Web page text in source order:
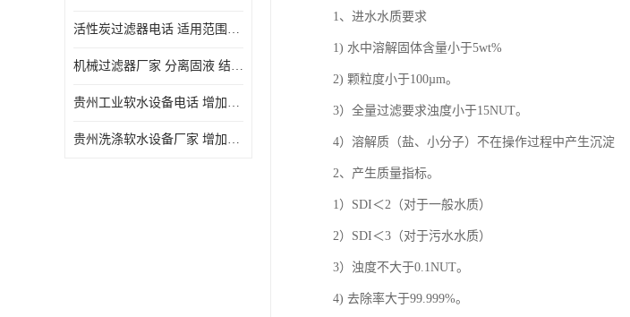
活性炭过滤器电话 适用范围广 防止水垢和堵塞
机械过滤器厂家 分离固液 结构简单
贵州工业软水设备电话 增加清洁效果 使水更加清澈 干净
贵州洗涤软水设备厂家 增加清洁效果 减少维修和更换的成本
1、进水水质要求
1) 水中溶解固体含量小于5wt%
2) 颗粒度小于100µm。
3）全量过滤要求浊度小于15NUT。
4）溶解质（盐、小分子）不在操作过程中产生沉淀
2、产生质量指标。
1）SDI＜2（对于一般水质）
2）SDI＜3（对于污水水质）
3）浊度不大于0.1NUT。
4) 去除率大于99.999%。